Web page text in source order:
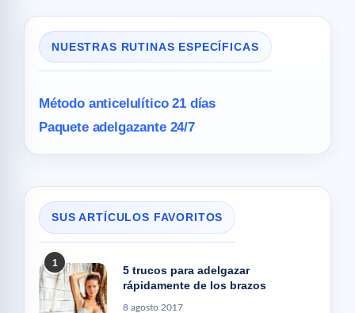
NUESTRAS RUTINAS ESPECÍFICAS
Método anticelulítico 21 días
Paquete adelgazante 24/7
SUS ARTÍCULOS FAVORITOS
1
5 trucos para adelgazar
rápidamente de los brazos
8 agosto 2017